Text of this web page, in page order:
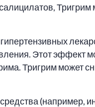
Тригрим
Этот эффект
Тригрим может
(например,